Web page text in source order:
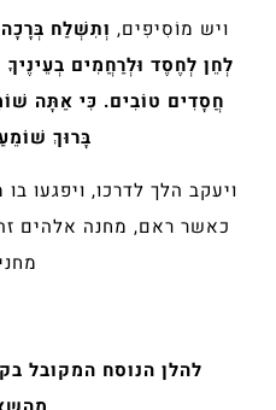
ויש מוֹסִיפִים, וְתִשְׁלַח
לְחֵן לְחֶסֶד וּלְרַחֲמִים בְעֵינֶיךָ
חֲסָדִים טוֹבִים. כִּי אַתָּה
בָּרוּךְ
ויעקב הלך לדרכו, ויפגעו
כאשר ראם, מחנה אלהים
להלן הנוסח המקובל